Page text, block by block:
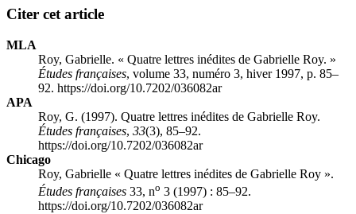
Citer cet article
MLA
Roy, Gabrielle. « Quatre lettres inédites de Gabrielle Roy. »
Études françaises, volume 33, numéro 3, hiver 1997, p. 85–
92. https://doi.org/10.7202/036082ar
APA
Roy, G. (1997). Quatre lettres inédites de Gabrielle Roy.
Études françaises, 33(3), 85–92.
https://doi.org/10.7202/036082ar
Chicago
Roy, Gabrielle « Quatre lettres inédites de Gabrielle Roy ».
Études françaises 33, no 3 (1997) : 85–92.
https://doi.org/10.7202/036082ar